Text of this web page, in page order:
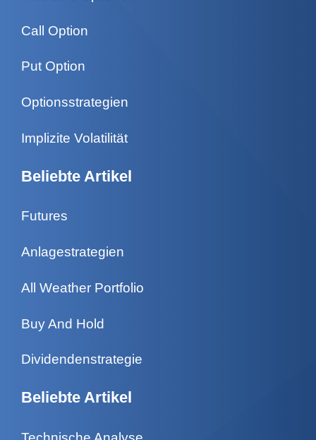
Call Option
Put Option
Optionsstrategien
Implizite Volatilität
Beliebte Artikel
Futures
Anlagestrategien
All Weather Portfolio
Buy And Hold
Dividendenstrategie
Beliebte Artikel